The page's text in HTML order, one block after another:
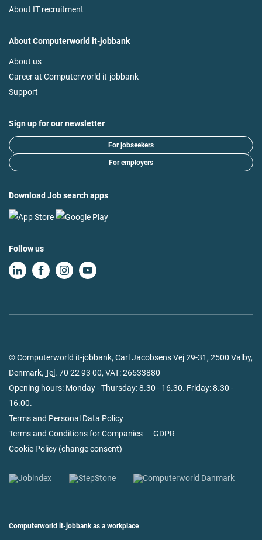
About IT recruitment
About Computerworld it-jobbank
About us
Career at Computerworld it-jobbank
Support
Sign up for our newsletter
For jobseekers
For employers
Download Job search apps
Follow us
© Computerworld it-jobbank, Carl Jacobsens Vej 29-31, 2500 Valby,
Denmark, Tel. 70 22 93 00, VAT: 26533880
Opening hours: Monday - Thursday: 8.30 - 16.30. Friday: 8.30 -
16.00.
Terms and Personal Data Policy
Terms and Conditions for Companies
GDPR
Cookie Policy (change consent)
Computerworld it-jobbank as a workplace